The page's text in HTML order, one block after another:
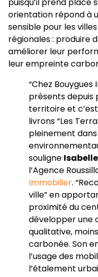
orientation répond à
sensible pour les
régionales : produire
améliorer leur
leur empreinte
“Chez
présents depuis
territoire et
livrons “Les
pleinement
souligne
l’Agence
Immobilier.
ville” en
proximité du
développer une
qualitative,
carbonée. Son
l’usage des
l’étalement